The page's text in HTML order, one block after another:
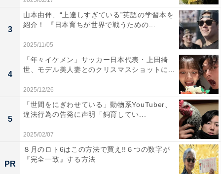
3
山本由伸、“上達しすぎている”英語の学習本を
紹介！ 『日本育ちが世界で戦うための...
2025/11/05
4
「年々イケメン」サッカー日本代表・上田綺
世、モデル美人妻とのクリスマスショットに...
2025/12/26
5
「世間をにぎわせている」動物系YouTuber、
違法行為の告発に声明「飼育してい...
2025/02/07
PR
８月のロト6はこの方法で買え!!６つの数字が
『完全一致』する方法